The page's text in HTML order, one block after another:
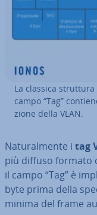
La classica
campo “Tag”
zio­ne della VLAN.
Na­tu­ral­men­te i tag
più diffuso formato
il campo “Tag” è
byte prima della
minima del frame